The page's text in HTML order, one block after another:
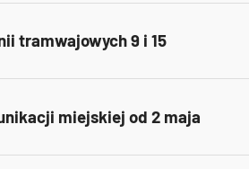
tramwajowych 9 i 15
miejskiej od 2 maja